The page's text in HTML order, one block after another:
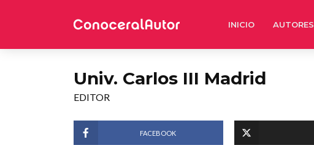
INICIO AUTORES
Univ. Carlos III Madrid
EDITOR
FACEBOOK